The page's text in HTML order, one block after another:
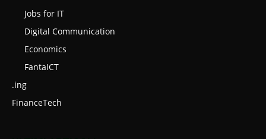
Jobs for IT
Digital Communication
Economics
FantaICT
.ing
FinanceTech